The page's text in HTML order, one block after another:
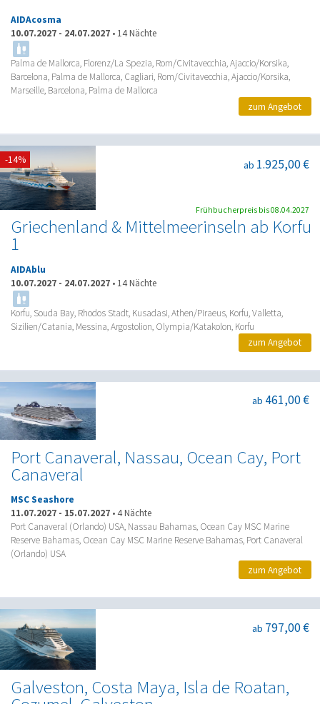
AIDAcosma
10.07.2027 - 24.07.2027 • 14 Nächte
Palma de Mallorca, Florenz/La Spezia, Rom/Civitavecchia, Ajaccio/Korsika,
Barcelona, Palma de Mallorca, Cagliari, Rom/Civitavecchia, Ajaccio/Korsika,
Marseille, Barcelona, Palma de Mallorca
zum Angebot
Griechenland & Mittelmeerinseln ab Korfu
1
ab 1.925,00 €
AIDAblu
10.07.2027 - 24.07.2027 • 14 Nächte
Korfu, Souda Bay, Rhodos Stadt, Kusadasi, Athen/Piraeus, Korfu, Valletta,
Sizilien/Catania, Messina, Argostolion, Olympia/Katakolon, Korfu
-14%
Frühbucherpreis bis 08.04.2027
zum Angebot
Port Canaveral, Nassau, Ocean Cay, Port
Canaveral
ab 461,00 €
MSC Seashore
11.07.2027 - 15.07.2027 •4 Nächte
Port Canaveral (Orlando) USA, Nassau Bahamas, Ocean Cay MSC Marine
Reserve Bahamas, Ocean Cay MSC Marine Reserve Bahamas, Port Canaveral
(Orlando) USA
zum Angebot
Galveston, Costa Maya, Isla de Roatan,
ab 797,00 €